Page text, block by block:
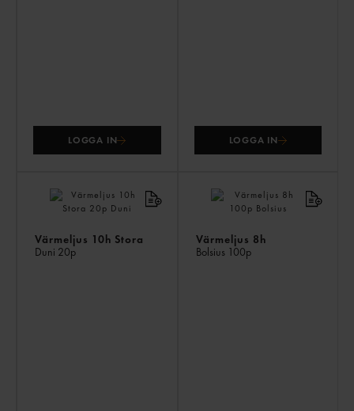
LOGGA IN LOGGA IN
Värmeljus 10h Stora
Duni 20p
Värmeljus 8h
Bolsius 100p